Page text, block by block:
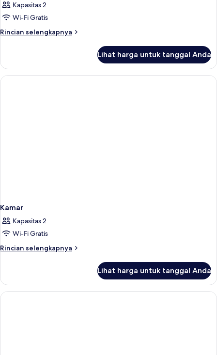
Kapasitas 2
Wi-Fi Gratis
Rincian selengkapnya
Rincian
Kamar
Lihat harga untuk tanggal Anda
Kamar
Kapasitas 2
Wi-Fi Gratis
Rincian selengkapnya
Rincian
Kamar
Lihat harga untuk tanggal Anda